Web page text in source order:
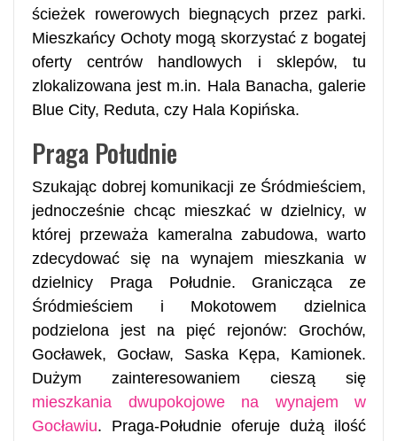
ścieżek rowerowych biegnących przez parki.
Mieszkańcy Ochoty mogą skorzystać z bogatej
oferty centrów handlowych i sklepów, tu
zlokalizowana jest m.in. Hala Banacha, galerie
Blue City, Reduta, czy Hala Kopińska.
Praga Południe
Szukając dobrej komunikacji ze Śródmieściem,
jednocześnie chcąc mieszkać w dzielnicy, w
której przeważa kameralna zabudowa, warto
zdecydować się na wynajem mieszkania w
dzielnicy Praga Południe. Granicząca ze
Śródmieściem i Mokotowem dzielnica
podzielona jest na pięć rejonów: Grochów,
Gocławek, Gocław, Saska Kępa, Kamionek.
Dużym zainteresowaniem cieszą się
mieszkania dwupokojowe na wynajem w
Gocławiu. Praga-Południe oferuje dużą ilość